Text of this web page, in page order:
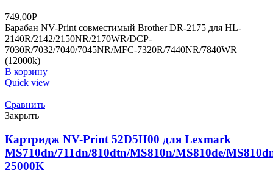
749,00Р
Барабан NV-Print совместимый Brother DR-2175 для HL-
2140R/2142/2150NR/2170WR/DCP-
7030R/7032/7040/7045NR/MFC-7320R/7440NR/7840WR
(12000k)
В корзину
Quick view
Сравнить
Закрыть
Картридж NV-Print 52D5H00 для Lexmark
MS710dn/711dn/810dtn/MS810n/MS810de/
25000K